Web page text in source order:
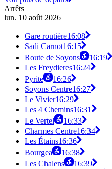
Arrêts
lun. 10 août 2026
Gare routière16:08
Sadi Carnot16:15
Route de Soyons
16:19
Les Freydieres16:24
Pyrite
16:26
Soyons Centre16:27
Le Vivier16:29
Les 4 Chemins16:31
Le Vertel
16:33
Charmes Centre16:34
Les Étains16:36
Bourgea
16:38
Les Chalens
16:39